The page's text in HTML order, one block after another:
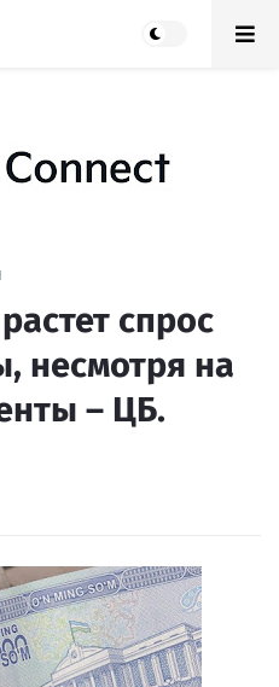
спрос
несмотря на
– ЦБ.